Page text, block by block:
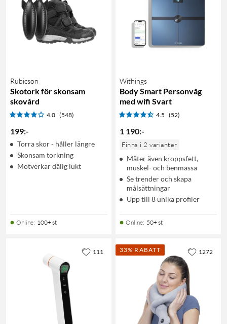
Rubicson
Skotork för skonsam
skovård
4.0 (548)
199:-
Torra skor - håller längre
Skonsam torkning
Motverkar dålig lukt
Online: 100+ st
Withings
Body Smart Personvåg
med wifi Svart
4.5 (52)
1 190:-
Finns i 2 varianter
Mäter även kroppsfett,
muskel- och benmassa
Se trender och skapa
målsättningar
Upp till 8 unika profiler
Online: 50+ st
111 33% RABATT 1272